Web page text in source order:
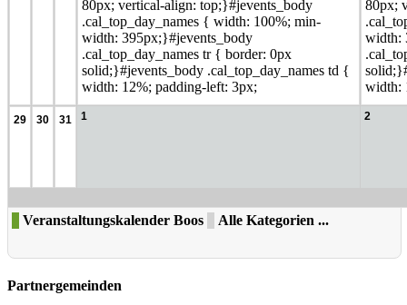
80px; vertical-align: top;}#jevents_body
.cal_top_day_names { width: 100%; min-
width: 395px;}#jevents_body
.cal_top_day_names tr { border: 0px
solid;}#jevents_body .cal_top_day_names td {
width: 12%; padding-left: 3px;
80px;
width:
width:
29 30 31 1 2
Veranstaltungskalender Boos Alle Kategorien ...
Partnergemeinden